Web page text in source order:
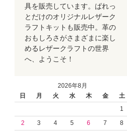
具を販売しています。ぱれっ
とだけのオリジナルレザーク
ラフトキットも販売中。革の
おもしろさがさまざまに楽し
めるレザークラフトの世界
へ、ようこそ！
2026年8月
日
月 火 水 木 金
土
1
2
3 4 5 6 7
8